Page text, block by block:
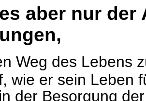
aber nur der
Weg des Lebens
wie er sein Leben
der Besorgung